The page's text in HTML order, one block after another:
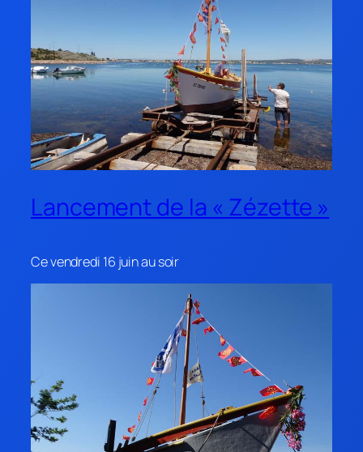
Lancement de la « Zézette »
Ce vendredi 16 juin au soir